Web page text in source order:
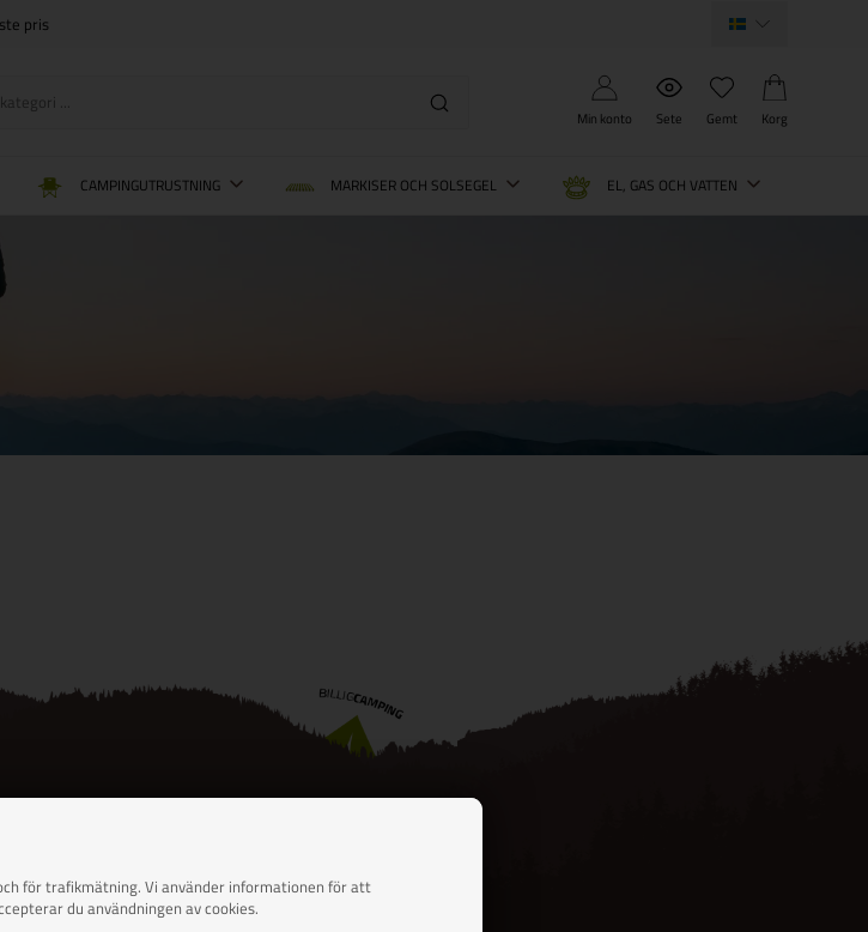
för trafikmätning. Vi använder informationen för att
du användningen av cookies.
pris
Min konto Sete Gemt Korg
CAMPINGUTRUSTNING MARKISER OCH SOLSEGEL EL, GAS OCH VATTEN